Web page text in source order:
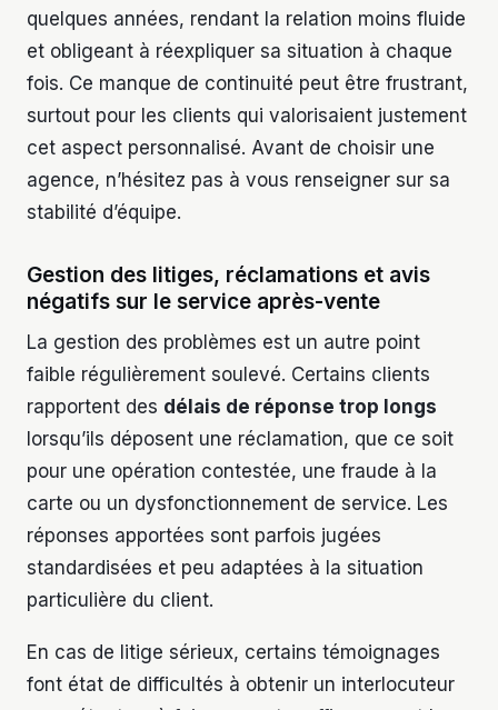
quelques années, rendant la relation moins fluide
et obligeant à réexpliquer sa situation à chaque
fois. Ce manque de continuité peut être frustrant,
surtout pour les clients qui valorisaient justement
cet aspect personnalisé. Avant de choisir une
agence, n’hésitez pas à vous renseigner sur sa
stabilité d’équipe.
Gestion des litiges, réclamations et avis
négatifs sur le service après-vente
La gestion des problèmes est un autre point
faible régulièrement soulevé. Certains clients
rapportent des délais de réponse trop longs
lorsqu’ils déposent une réclamation, que ce soit
pour une opération contestée, une fraude à la
carte ou un dysfonctionnement de service. Les
réponses apportées sont parfois jugées
standardisées et peu adaptées à la situation
particulière du client.
En cas de litige sérieux, certains témoignages
font état de difficultés à obtenir un interlocuteur